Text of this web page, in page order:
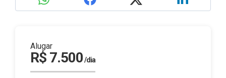
Alugar
R$ 7.500/dia